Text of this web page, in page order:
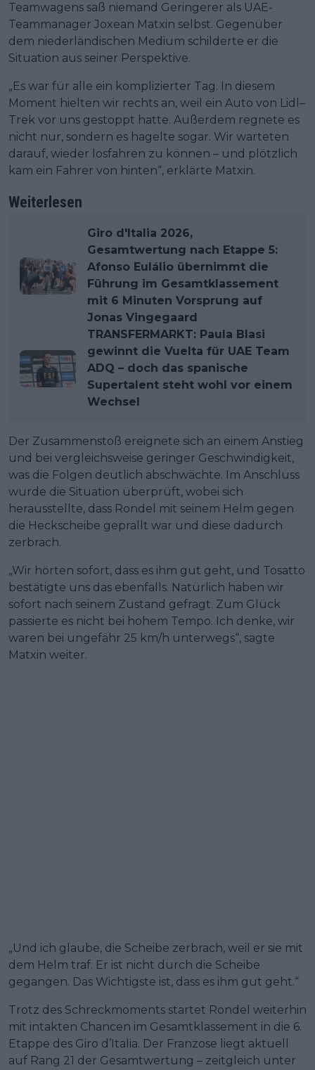
Teamwagens saß niemand Geringerer als UAE-
Teammanager Joxean Matxin selbst. Gegenüber
dem niederländischen Medium schilderte er die
Situation aus seiner Perspektive.
„Es war für alle ein komplizierter Tag. In diesem
Moment hielten wir rechts an, weil ein Auto von Lidl–
Trek vor uns gestoppt hatte. Außerdem regnete es
nicht nur, sondern es hagelte sogar. Wir warteten
darauf, wieder losfahren zu können – und plötzlich
kam ein Fahrer von hinten“, erklärte Matxin.
Weiterlesen
Giro d'Italia 2026,
Gesamtwertung nach Etappe 5:
Afonso Eulálio übernimmt die
Führung im Gesamtklassement
mit 6 Minuten Vorsprung auf
Jonas Vingegaard
TRANSFERMARKT: Paula Blasi
gewinnt die Vuelta für UAE Team
ADQ – doch das spanische
Supertalent steht wohl vor einem
Wechsel
Der Zusammenstoß ereignete sich an einem Anstieg
und bei vergleichsweise geringer Geschwindigkeit,
was die Folgen deutlich abschwächte. Im Anschluss
wurde die Situation überprüft, wobei sich
herausstellte, dass Rondel mit seinem Helm gegen
die Heckscheibe geprallt war und diese dadurch
zerbrach.
„Wir hörten sofort, dass es ihm gut geht, und Tosatto
bestätigte uns das ebenfalls. Natürlich haben wir
sofort nach seinem Zustand gefragt. Zum Glück
passierte es nicht bei hohem Tempo. Ich denke, wir
waren bei ungefähr 25 km/h unterwegs“, sagte
Matxin weiter.
„Und ich glaube, die Scheibe zerbrach, weil er sie mit
dem Helm traf. Er ist nicht durch die Scheibe
gegangen. Das Wichtigste ist, dass es ihm gut geht.“
Trotz des Schreckmoments startet Rondel weiterhin
mit intakten Chancen im Gesamtklassement in die 6.
Etappe des Giro d’Italia. Der Franzose liegt aktuell
auf Rang 21 der Gesamtwertung – zeitgleich unter